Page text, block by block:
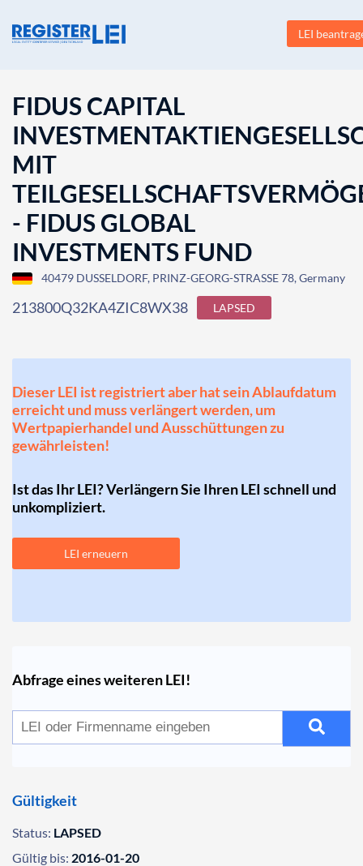
LEI
FIDUS CAPITAL
MIT
- FIDUS GLOBAL
INVESTMENTS FUND
40479 DUSSELDORF, PRINZ-GEORG-STRASSE 78, Germany
213800Q32KA4ZIC8WX38 LAPSED
Dieser LEI ist registriert aber hat sein Ablaufdatum
erreicht und muss verlängert werden, um
Wertpapierhandel und Ausschüttungen zu
gewährleisten!
Ist das Ihr LEI? Verlängern Sie Ihren LEI schnell und
unkompliziert.
LEI erneuern
Abfrage eines weiteren LEI!
Gültigkeit
Status: LAPSED
Gültig bis: 2016-01-20